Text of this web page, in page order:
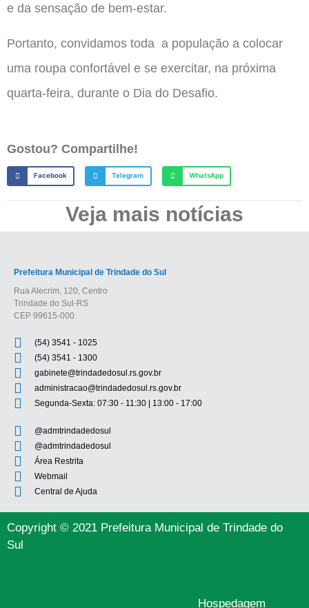
e da sensação de bem-estar.
Portanto, convidamos toda a população a colocar
uma roupa confortável e se exercitar, na próxima
quarta-feira, durante o Dia do Desafio.
Gostou? Compartilhe!
Facebook Telegram WhatsApp
Veja mais notícias
Prefeitura Municipal de Trindade do Sul
Rua Alecrim, 120, Centro
Trindade do Sul-RS
CEP 99615-000.
(54) 3541 - 1025
(54) 3541 - 1300
gabinete@trindadedosul.rs.gov.br
administracao@trindadedosul.rs.gov.br
Segunda-Sexta: 07:30 - 11:30 | 13:00 - 17:00
@admtrindadedosul
@admtrindadedosul
Área Restrita
Webmail
Central de Ajuda
Copyright © 2021 Prefeitura Municipal de Trindade do
Sul
Hospedagem